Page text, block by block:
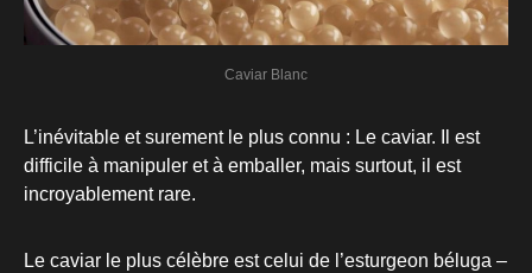
Caviar Blanc
L’inévitable et surement le plus connu : Le caviar. Il est
difficile à manipuler et à emballer, mais surtout, il est
incroyablement rare.
Le caviar le plus célèbre est celui de l’esturgeon béluga –